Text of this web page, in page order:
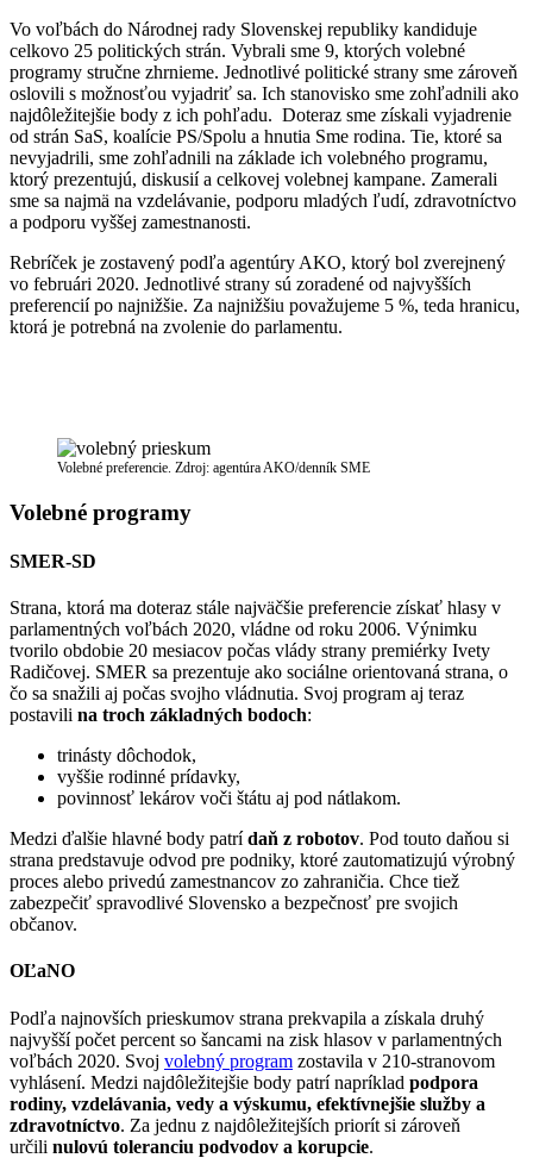
Vo voľbách do Národnej rady Slovenskej republiky kandiduje
celkovo 25 politických strán. Vybrali sme 9, ktorých volebné
programy stručne zhrnieme. Jednotlivé politické strany sme zároveň
oslovili s možnosťou vyjadriť sa. Ich stanovisko sme zohľadnili ako
najdôležitejšie body z ich pohľadu. Doteraz sme získali vyjadrenie
od strán SaS, koalície PS/Spolu a hnutia Sme rodina. Tie, ktoré sa
nevyjadrili, sme zohľadnili na základe ich volebného programu,
ktorý prezentujú, diskusií a celkovej volebnej kampane. Zamerali
sme sa najmä na vzdelávanie, podporu mladých ľudí, zdravotníctvo
a podporu vyššej zamestnanosti.
Rebríček je zostavený podľa agentúry AKO, ktorý bol zverejnený
vo februári 2020. Jednotlivé strany sú zoradené od najvyšších
preferencií po najnižšie. Za najnižšiu považujeme 5 %, teda hranicu,
ktorá je potrebná na zvolenie do parlamentu.
Volebné preferencie. Zdroj: agentúra AKO/denník SME
Volebné programy
SMER-SD
Strana, ktorá ma doteraz stále najväčšie preferencie získať hlasy v
parlamentných voľbách 2020, vládne od roku 2006. Výnimku
tvorilo obdobie 20 mesiacov počas vlády strany premiérky Ivety
Radičovej. SMER sa prezentuje ako sociálne orientovaná strana, o
čo sa snažili aj počas svojho vládnutia. Svoj program aj teraz
postavili na troch základných bodoch:
trinásty dôchodok,
vyššie rodinné prídavky,
povinnosť lekárov voči štátu aj pod nátlakom.
Medzi ďalšie hlavné body patrídaň z robotov. Pod touto daňou si
strana predstavuje odvod pre podniky, ktoré zautomatizujú výrobný
proces alebo privedú zamestnancov zo zahraničia. Chce tiež
zabezpečiť spravodlivé Slovensko a bezpečnosť pre svojich
občanov.
OĽaNO
Podľa najnovších prieskumov strana prekvapila a získala druhý
najvyšší počet percent so šancami na zisk hlasov v parlamentných
voľbách 2020. Svoj volebný program zostavila v 210-stranovom
vyhlásení. Medzi najdôležitejšie body patrí napríklad podpora
rodiny, vzdelávania, vedy a výskumu, efektívnejšie služby a
zdravotníctvo. Za jednu z najdôležitejších priorít si zároveň
určili nulovú toleranciu podvodov a korupcie.